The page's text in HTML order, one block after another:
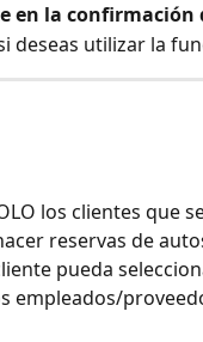
en la confirmación
deseas utilizar la
los clientes que
reservas de
pueda
empleados/